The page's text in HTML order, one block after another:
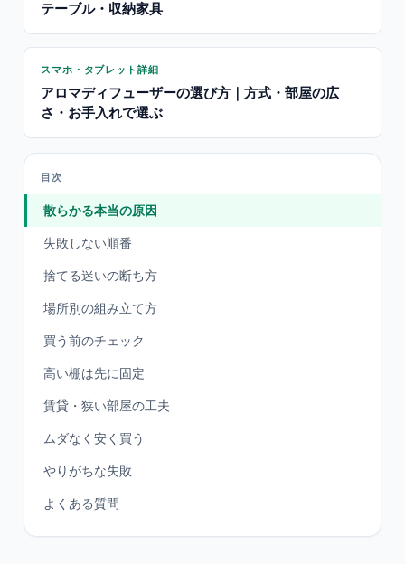
テーブル・収納家具
スマホ・タブレット詳細
アロマディフューザーの選び方｜方式・部屋の広
さ・お手入れで選ぶ
目次
散らかる本当の原因
失敗しない順番
捨てる迷いの断ち方
場所別の組み立て方
買う前のチェック
高い棚は先に固定
賃貸・狭い部屋の工夫
ムダなく安く買う
やりがちな失敗
よくある質問